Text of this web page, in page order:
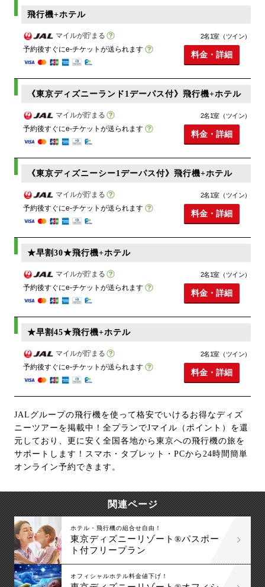
飛行機+ホテル
マイルが貯まる
予約後すぐにe-チケットが送られます
2名1室（ツイン）
料金・詳細
《東京ディズニーランド1デーパス付》飛行機+ホテル
マイルが貯まる
予約後すぐにe-チケットが送られます
2名1室（ツイン）
料金・詳細
《東京ディズニーシー1デーパス付》飛行機+ホテル
マイルが貯まる
予約後すぐにe-チケットが送られます
2名1室（ツイン）
料金・詳細
★早割30★飛行機+ホテル
マイルが貯まる
予約後すぐにe-チケットが送られます
2名1室（ツイン）
料金・詳細
★早割45★飛行機+ホテル
マイルが貯まる
予約後すぐにe-チケットが送られます
2名1室（ツイン）
料金・詳細
JALグループの飛行機を使って格安でいけるお得なディズ
ニーツアーを掲載中！全プランでJマイル（ポイント）を還
元しており、更に安く全国各地から東京への飛行機の旅を
サポートします！スマホ・タブレット・PCから24時間簡単
オンライン予約できます。
関連ページ
ホテル・飛行機の組合せ自由！
東京ディズニーリゾート®パスポー
ト付フリープラン
オフィシャルホテル料金値下げ！